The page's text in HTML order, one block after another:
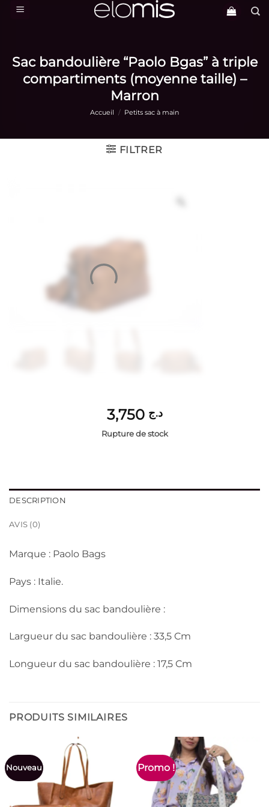
Passer
Sac bandoulière “Paolo Bgas” à triple
compartiments (moyenne taille) –
Marron
Accueil / Petits sac à main
FILTRER
د.ج 3,750
Rupture de stock
DESCRIPTION
AVIS (0)
Marque : Paolo Bags
Pays : Italie.
Dimensions du sac bandoulière :
Largueur du sac bandoulière : 33,5 Cm
Longueur du sac bandoulière : 17,5 Cm
PRODUITS SIMILAIRES
Nouveau Promo !